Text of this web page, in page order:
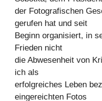
der Fotografischen
gerufen hat und seit
Beginn organisiert, in
Frieden nicht
die Abwesenheit von
ich als
erfolgreiches Leben
eingereichten Fotos